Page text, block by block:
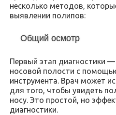
несколько методов,
выявлении полипов:
Общий осмотр
Первый этап диагностики
носовой полости с
инструмента. Врач может
для того, чтобы увидеть
носу. Это простой, но
диагностики.